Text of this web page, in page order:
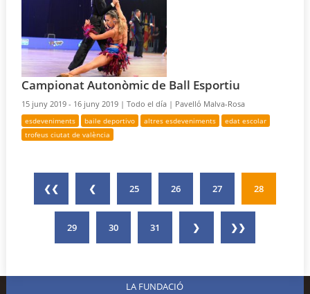
Campionat Autonòmic de Ball Esportiu
15 juny 2019 - 16 juny 2019 |Todo el día | Pavelló Malva-Rosa
esdeveniments baile deportivo altres esdeveniments
edat escolar
trofeus ciutat de valència
❮❮ ❮ 25 26 27 28
29 30 31 ❯ ❯❯
LA FUNDACIÓ